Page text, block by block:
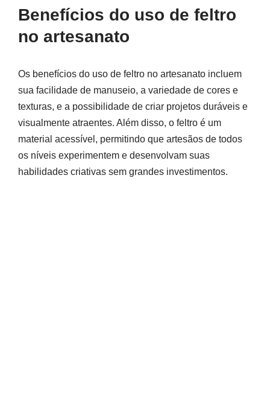
Benefícios do uso de feltro
no artesanato
Os benefícios do uso de feltro no artesanato incluem
sua facilidade de manuseio, a variedade de cores e
texturas, e a possibilidade de criar projetos duráveis e
visualmente atraentes. Além disso, o feltro é um
material acessível, permitindo que artesãos de todos
os níveis experimentem e desenvolvam suas
habilidades criativas sem grandes investimentos.